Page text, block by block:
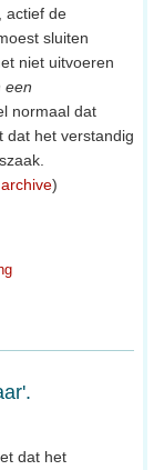
actief de
sluiten
niet uitvoeren
een
normaal dat
dat het verstandig
)
dat het